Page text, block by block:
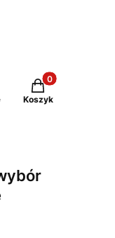
Produkty w
Koszyk